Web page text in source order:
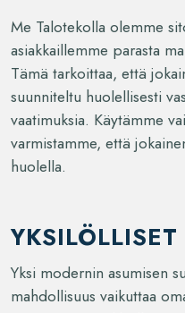
Me Talotekolla olemme
asiakkaillemme parasta
Tämä tarkoittaa, että
suunniteltu huolellisesti
vaatimuksia. Käytämme
varmistamme, että
huolella.
Yksi modernin asumisen
mahdollisuus vaikuttaa